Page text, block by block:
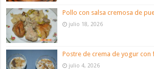
Pollo con salsa cremosa de
julio 18, 2026
Postre de crema de yogur con
julio 4, 2026